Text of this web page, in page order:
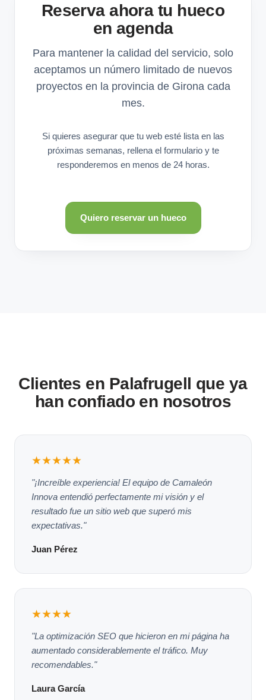
Reserva ahora tu hueco
en agenda
Para mantener la calidad del servicio, solo
aceptamos un número limitado de nuevos
proyectos en la provincia de Girona cada
mes.
Si quieres asegurar que tu web esté lista en las
próximas semanas, rellena el formulario y te
responderemos en menos de 24 horas.
Quiero reservar un hueco
Clientes en Palafrugell que ya
han confiado en nosotros
★★★★★
"¡Increíble experiencia! El equipo de Camaleón
Innova entendió perfectamente mi visión y el
resultado fue un sitio web que superó mis
expectativas."
Juan Pérez
★★★★
"La optimización SEO que hicieron en mi página ha
aumentado considerablemente el tráfico. Muy
recomendables."
Laura García